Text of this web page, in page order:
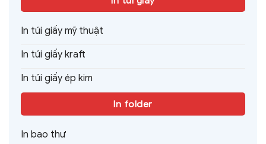
In túi giấy mỹ thuật
In túi giấy kraft
In túi giấy ép kim
In folder
In bao thư